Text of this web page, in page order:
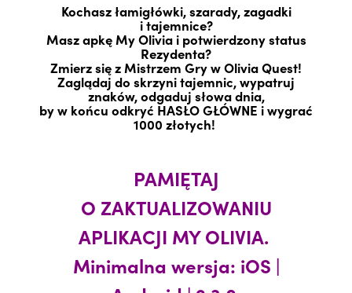
Kochasz łamigłówki, szarady, zagadki
i tajemnice?
Masz apkę My Olivia i potwierdzony status
Rezydenta?
Zmierz się z Mistrzem Gry w Olivia Quest!
Zaglądaj do skrzyni tajemnic,wypatruj
znaków, odgaduj słowa dnia,
by w końcu odkryć HASŁO GŁÓWNE i wygrać
1000 złotych!
PAMIĘTAJ
O ZAKTUALIZOWANIU
APLIKACJI MY OLIVIA.
Minimalna wersja: iOS |